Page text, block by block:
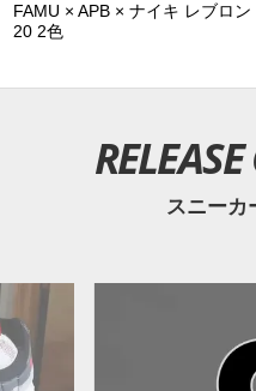
FAMU × APB × ナイキ レブロン
20 2色
スニーカ